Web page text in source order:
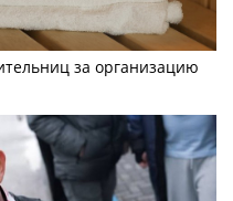
за организацию